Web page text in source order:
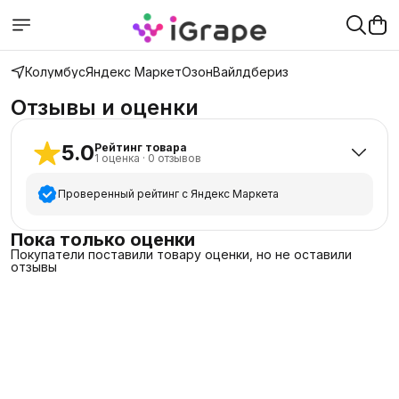
КолумбусЯндекс МаркетОзонВайлдбериз
Отзывы и оценки
5.0Рейтинг товара
1 оценка · 0 отзывов
Проверенный рейтинг с Яндекс Маркета
5 звёзд
1
4 звезды
Пока только оценки
Покупатели поставили товару оценки, но не оставили
отзывы